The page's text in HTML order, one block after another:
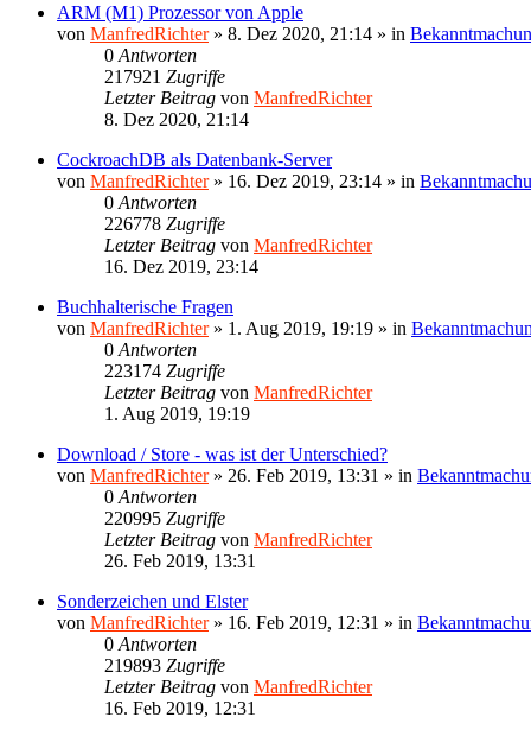
ARM (M1) Prozessor von Apple
von ManfredRichter» 8. Dez 2020, 21:14 » in
0 Antworten
217921 Zugriffe
Letzter Beitrag von ManfredRichter
8. Dez 2020, 21:14
CockroachDB als Datenbank-Server
von ManfredRichter» 16. Dez 2019, 23:14 » in
0 Antworten
226778 Zugriffe
Letzter Beitrag von ManfredRichter
16. Dez 2019, 23:14
Buchhalterische Fragen
von ManfredRichter» 1. Aug 2019, 19:19 » in
0 Antworten
223174 Zugriffe
Letzter Beitrag von ManfredRichter
1. Aug 2019, 19:19
Download / Store - was ist der Unterschied?
von ManfredRichter» 26. Feb 2019, 13:31 » in
0 Antworten
220995 Zugriffe
Letzter Beitrag von ManfredRichter
26. Feb 2019, 13:31
Sonderzeichen und Elster
von ManfredRichter» 16. Feb 2019, 12:31 » in
0 Antworten
219893 Zugriffe
Letzter Beitrag von ManfredRichter
16. Feb 2019, 12:31